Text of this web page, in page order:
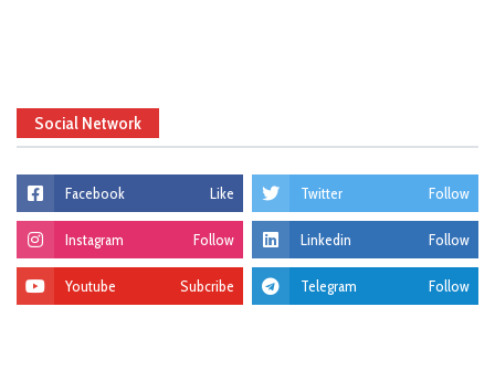
Social Network
Facebook Like Twitter Follow
Instagram Follow Linkedin Follow
Youtube Subcribe Telegram Follow